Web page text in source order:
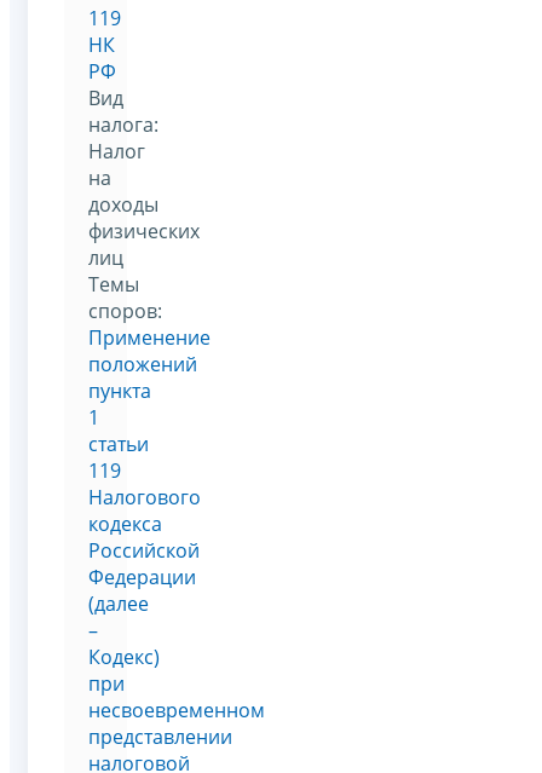
119
НК
РФ
Вид
налога:
Налог
на
доходы
физических
лиц
Темы
споров:
Применение
положений
пункта
1
статьи
119
Налогового
кодекса
Российской
Федерации
(далее
–
Кодекс)
при
несвоевременном
представлении
налоговой